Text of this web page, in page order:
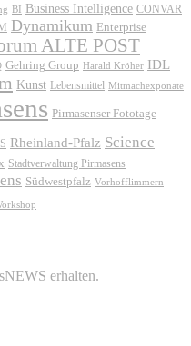
BI Business Intelligence CONVAR
Dynamikum Enterprise
ALTE POST
Gehring Group Harald Kröher IDL
Kunst Lebensmittel Mitmachexponate
Pirmasenser Fototage
Rheinland-Pfalz Science
Stadtverwaltung Pirmasens
Südwestpfalz Vorhofflimmern
erhalten.